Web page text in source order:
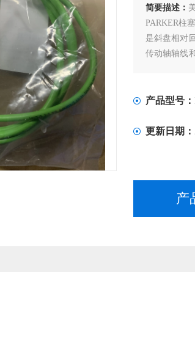
简要描述：
PARKER柱
是斜盘相对
传动轴轴线
产品型号：
更新日期：
产